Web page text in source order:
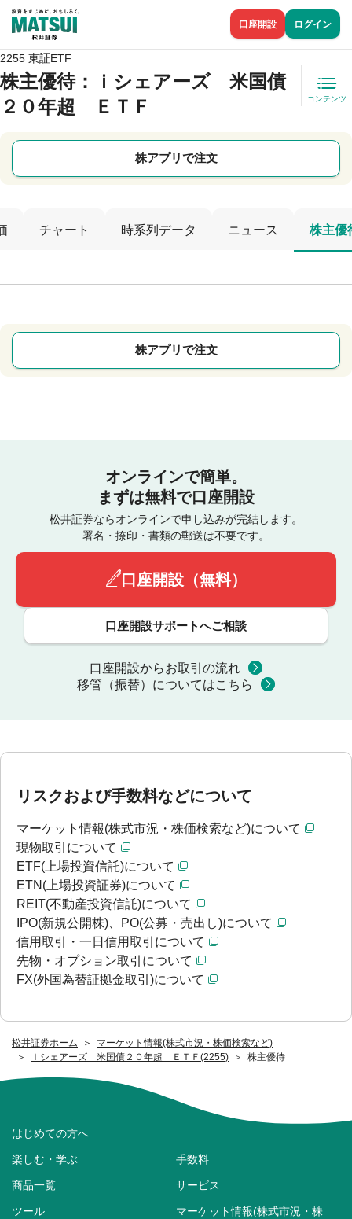
口座開設 ログイン
松井証券ホーム
マーケット情報(株式市況・株価検索など)
ｉシェアーズ 米国債２０年超 ＥＴＦ(2255)
株主優待
2255 東証ETF
株主優待：ｉシェアーズ 米国債
２０年超 ＥＴＦ
コンテンツ
株アプリで注文
チャート 時系列データ ニュース 株主優
株アプリで注文
オンラインで簡単。
まずは無料で口座開設
松井証券ならオンラインで申し込みが完結します。
署名・捺印・書類の郵送は不要です。
口座開設（無料）
口座開設サポートへご相談
口座開設からお取引の流れ
移管（振替）についてはこちら
リスクおよび手数料などについて
マーケット情報(株式市況・株価検索など)について
現物取引について
ETF(上場投資信託)について
ETN(上場投資証券)について
REIT(不動産投資信託)について
IPO(新規公開株)、PO(公募・売出し)について
信用取引・一日信用取引について
先物・オプション取引について
FX(外国為替証拠金取引)について
はじめての方へ
楽しむ・学ぶ 手数料
商品一覧 サービス
ツール
マーケット情報(株式市況・株